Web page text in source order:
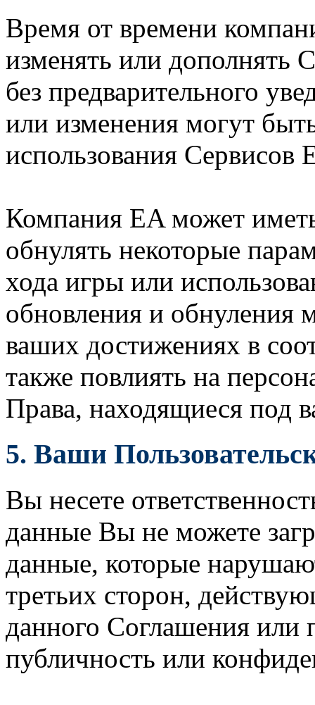
Время от времени
изменять или дополнять
без предварительного
или изменения могут
использования Сервисов
Компания EA может
обнулять некоторые
хода игры или
обновления и обнуления
ваших достижениях в
также повлиять на
Права, находящиеся под
5. Ваши
Вы несете
данные Вы не можете
данные, которые
третьих сторон,
данного Соглашения или
публичность или